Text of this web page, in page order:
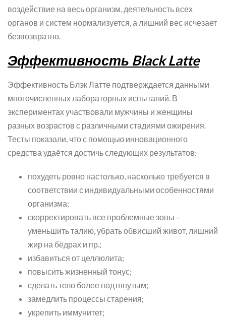
воздействие на весь организм, деятельность всех
органов и систем нормализуется, а лишний вес исчезает
безвозвратно.
Эффективность Black Latte
Эффективность Блэк Латте подтверждается данными
многочисленных лабораторных испытаний. В
экспериментах участвовали мужчины и женщины
разных возрастов с различными стадиями ожирения.
Тесты показали, что с помощью инновационного
средства удаётся достичь следующих результатов:
похудеть ровно настолько, насколько требуется в
соответствии с индивидуальными особенностями
организма;
скорректировать все проблемные зоны –
уменьшить талию, убрать обвисший живот, лишний
жир на бёдрах и пр.;
избавиться от целлюлита;
повысить жизненный тонус;
сделать тело более подтянутым;
замедлить процессы старения;
укрепить иммунитет;